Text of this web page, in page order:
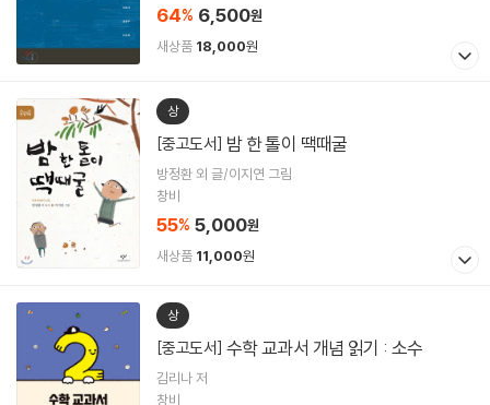
64% 6,500원
새상품 18,000원
상
[중고도서] 밤 한 톨이 땍때굴
방정환 외 글/이지연 그림
창비
55% 5,000원
새상품 11,000원
상
[중고도서] 수학 교과서 개념 읽기 : 소수
김리나 저
창비